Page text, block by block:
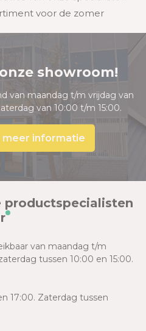
voor de zomer
showroom!
van maandag t/m vrijdag van
van 10:00 t/m 15:00.
meer informatie
productspecialisten
van maandag t/m
tussen 10:00 en 15:00.
17:00. Zaterdag tussen